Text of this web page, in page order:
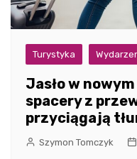
Turystyka
Jasło w
spacery z
przyciągają
Szymon Tomczyk